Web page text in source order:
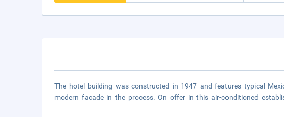
The hotel building was constructed in 1947 and features typical
modern facade in the process. On offer in this air-conditioned